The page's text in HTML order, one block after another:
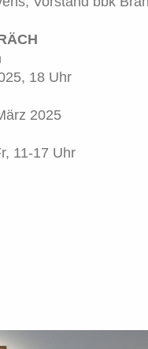
18 Uhr
2025
11-17 Uhr